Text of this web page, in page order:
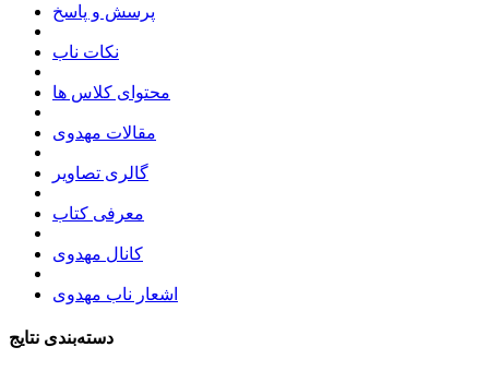
پرسش و پاسخ
نکات ناب
محتوای کلاس ها
مقالات مهدوی
گالری تصاویر
معرفی کتاب
کانال مهدوی
اشعار ناب مهدوی
دسته‌بندی نتایج